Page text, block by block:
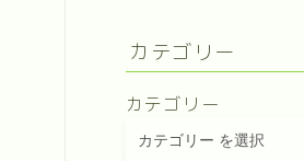
カテゴリー
カテゴリー